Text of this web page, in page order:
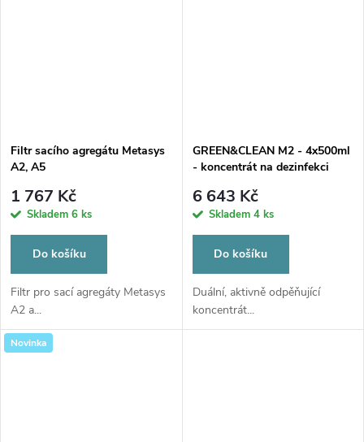
Filtr sacího agregátu Metasys
A2, A5
1 767 Kč
Skladem 6 ks
Do košíku
Filtr pro sací agregáty Metasys
A2 a...
GREEN&CLEAN M2 - 4x500ml
- koncentrát na dezinfekci
separátorů amalgamu
6 643 Kč
Skladem 4 ks
Do košíku
Duální, aktivně odpěňující
koncentrát...
Novinka